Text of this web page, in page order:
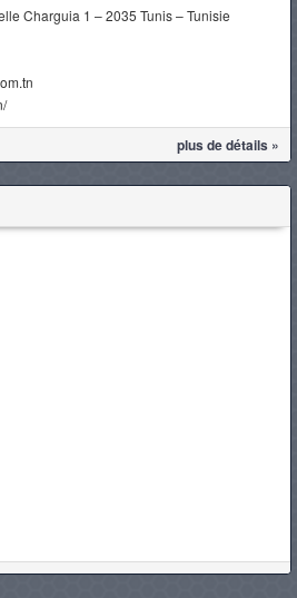
Charguia 1 – 2035 Tunis – Tunisie
plus de détails »